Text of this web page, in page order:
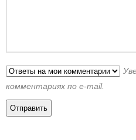
комментариях по e-mail.